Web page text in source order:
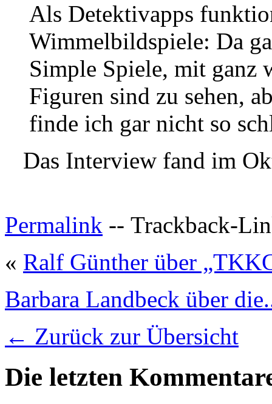
Als Detektivapps
Wimmelbildspiele: Da
Simple Spiele, mit ganz
Figuren sind zu sehen,
finde ich gar nicht so
Das Interview fand im
Permalink -- Trackback-
« Ralf Günther über
Barbara Landbeck über
← Zurück zur Übersicht
Die letzten